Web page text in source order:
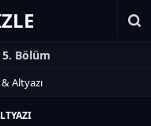
Bölüm
Altyazı